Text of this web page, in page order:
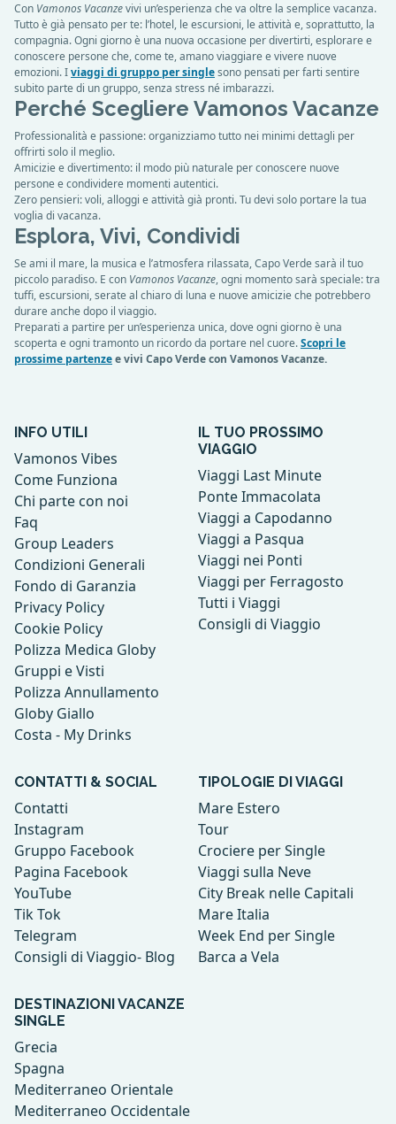
Con Vamonos Vacanzevivi un’esperienza che va oltre la semplice vacanza.
Tutto è già pensato per te: l’hotel, le escursioni, le attività e, soprattutto, la
compagnia. Ogni giorno è una nuova occasione per divertirti, esplorare e
conoscere persone che, come te, amano viaggiare e vivere nuove
emozioni. Iviaggi di gruppo per singlesono pensati per farti sentire
subito parte di un gruppo, senza stress né imbarazzi.
Perché Scegliere Vamonos Vacanze
Professionalità e passione: organizziamo tutto nei minimi dettagli per
offrirti solo il meglio.
Amicizie e divertimento: il modo più naturale per conoscere nuove
persone e condividere momenti autentici.
Zero pensieri: voli, alloggi e attività già pronti. Tu devi solo portare la tua
voglia di vacanza.
Esplora, Vivi, Condividi
Se ami il mare, la musica e l’atmosfera rilassata, Capo Verde sarà il tuo
piccolo paradiso. E con Vamonos Vacanze, ogni momento sarà speciale: tra
tuffi, escursioni, serate al chiaro di luna e nuove amicizie che potrebbero
durare anche dopo il viaggio.
Preparati a partire per un’esperienza unica, dove ogni giorno è una
scoperta e ogni tramonto un ricordo da portare nel cuore.Scopri le
prossime partenzee vivi Capo Verde con Vamonos Vacanze.
INFO UTILI
Vamonos Vibes
Come Funziona
Chi parte con noi
Faq
Group Leaders
Condizioni Generali
Fondo di Garanzia
Privacy Policy
Cookie Policy
Polizza Medica Globy
Gruppi e Visti
Polizza Annullamento
Globy Giallo
Costa - My Drinks
IL TUO PROSSIMO
VIAGGIO
Viaggi Last Minute
Ponte Immacolata
Viaggi a Capodanno
Viaggi a Pasqua
Viaggi nei Ponti
Viaggi per Ferragosto
Tutti i Viaggi
Consigli di Viaggio
CONTATTI & SOCIAL
Contatti
Instagram
Gruppo Facebook
Pagina Facebook
YouTube
Tik Tok
Telegram
Consigli di Viaggio- Blog
TIPOLOGIE DI VIAGGI
Mare Estero
Tour
Crociere per Single
Viaggi sulla Neve
City Break nelle Capitali
Mare Italia
Week End per Single
Barca a Vela
DESTINAZIONI VACANZE
SINGLE
Grecia
Spagna
Mediterraneo Orientale
Mediterraneo Occidentale